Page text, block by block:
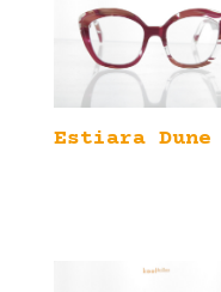
Estiara Dune